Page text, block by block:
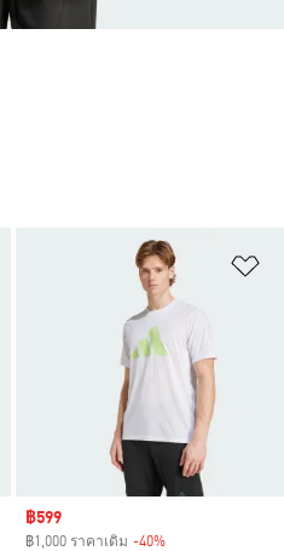
เพิ่มไปยังรายการสินค้าโปรด
Sale price
฿599
฿1,000 ราคาเดิม -40%